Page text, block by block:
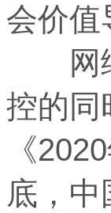
会价
网络
控的同
《
底，